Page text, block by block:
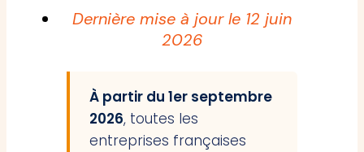
Dernière mise à jour le 12 juin
2026
À partir du 1er septembre
2026, toutes les
entreprises françaises